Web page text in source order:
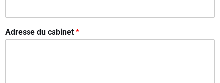
Adresse du cabinet *